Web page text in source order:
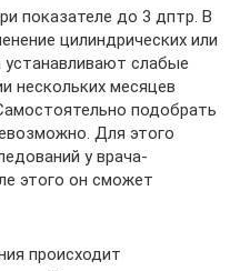
показателе до 3 дптр. В
цилиндрических или
устанавливают слабые
нескольких месяцев
подобрать
Для этого
у врача-
этого он сможет
происходит